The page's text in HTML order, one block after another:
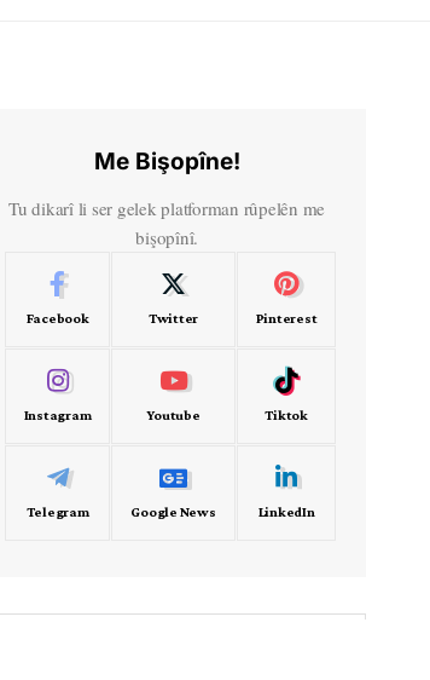
Me Bişopîne!
Tu dikarî li ser gelek platforman rûpelên me
bişopînî.
Facebook Twitter Pinterest
Instagram Youtube Tiktok
Telegram Google News LinkedIn